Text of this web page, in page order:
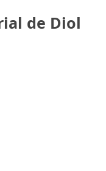
de Diol